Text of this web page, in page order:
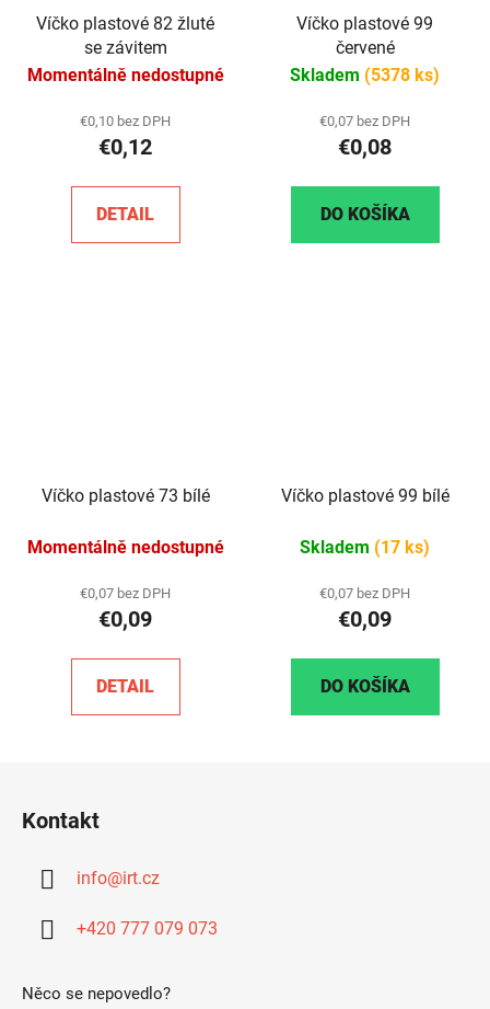
Víčko plastové 82 žluté
se závitem
Momentálně nedostupné
€0,10 bez DPH
€0,12
DETAIL
Víčko plastové 99
červené
Skladem (5378 ks)
€0,07 bez DPH
€0,08
DO KOŠÍKA
Víčko plastové 73 bílé
Momentálně nedostupné
€0,07 bez DPH
€0,09
DETAIL
Víčko plastové 99 bílé
Skladem (17 ks)
€0,07 bez DPH
€0,09
DO KOŠÍKA
Kontakt
info@irt.cz
+420 777 079 073
Něco se nepovedlo?